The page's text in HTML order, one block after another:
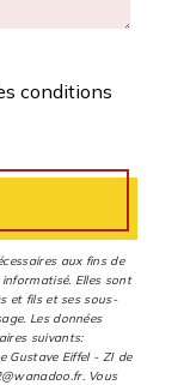
conditions
aux fins de
Elles sont
et fils et ses sous-
Les données
suivants:
Gustave Eiffel - ZI de
Vous